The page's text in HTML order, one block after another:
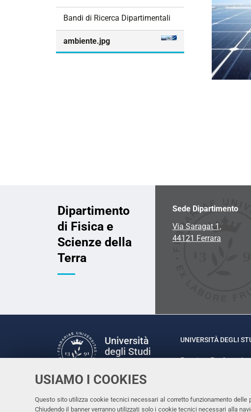
USIAMO I COOKIES
Questo sito utilizza cookie tecnici necessari al corretto funzionamento
Chiudendo il banner verranno utilizzati solo i cookie tecnici necessari alla
Bandi di Ricerca Dipartimentali
ambiente.jpg
Dipartimento
di Fisica e
Scienze della
Terra
Sede Dipartimento
Via Saragat 1,
44121 Ferrara
Università
degli Studi
Facebook
LinkedinInstagram
Youtube
UNIVERSITÀ DEGLI
Rettrice: Prof.ssa